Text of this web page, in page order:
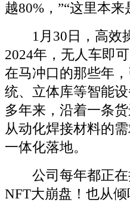
越80%，”“这里本
1月30日，高效操
2024年，无人车即
在马冲口的那些年
统、立体库等智能
多年来，沿着一条
从动化焊接材料的
一体化落地。
公司每年都正在
NFT大崩盘！也从